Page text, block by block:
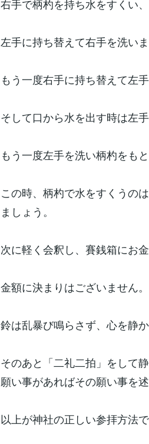
右手で柄杓を持ち水をすくい
左手に持ち替えて右手を洗いま
もう一度右手に持ち替えて左
そして口から水を出す時は左
もう一度左手を洗い柄杓をも
この時、柄杓で水をすくうの
ましょう。
次に軽く会釈し、賽銭箱にお
金額に決まりはございません。
鈴は乱暴び鳴らさず、心を静
そのあと「二礼二拍」をして
願い事があればその願い事を述
以上が神社の正しい参拝方法で